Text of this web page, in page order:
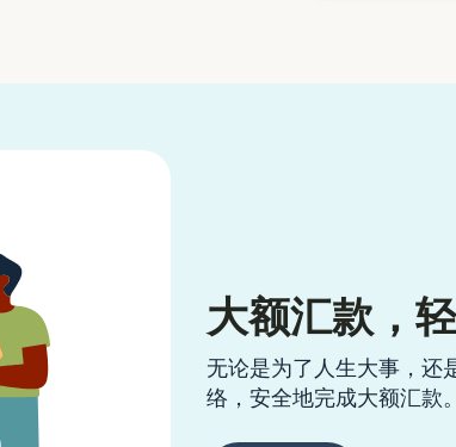
大额汇款，
无论是为了人生大事，还
络，安全地完成大额汇款